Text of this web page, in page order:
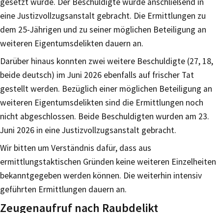
eine Justizvollzugsanstalt gebracht. Die Ermittlungen zu
dem 25-Jährigen und zu seiner möglichen Beteiligung an
weiteren Eigentumsdelikten dauern an.
Darüber hinaus konnten zwei weitere Beschuldigte (27, 18,
beide deutsch) im Juni 2026 ebenfalls auf frischer Tat
gestellt werden. Bezüglich einer möglichen Beteiligung an
weiteren Eigentumsdelikten sind die Ermittlungen noch
nicht abgeschlossen. Beide Beschuldigten wurden am 23.
Juni 2026 in eine Justizvollzugsanstalt gebracht.
Wir bitten um Verständnis dafür, dass aus
ermittlungstaktischen Gründen keine weiteren Einzelheiten
bekanntgegeben werden können. Die weiterhin intensiv
geführten Ermittlungen dauern an.
Zeugenaufruf nach Raubdelikt